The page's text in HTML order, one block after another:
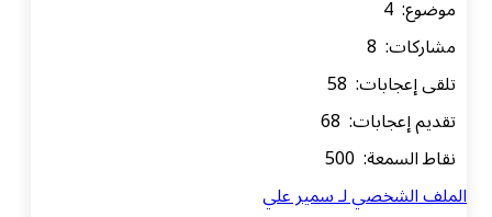
موضوع: 4
مشاركات: 8
تلقى إعجابات: 58
تقديم إعجابات: 68
نقاط السمعة: 500
الملف الشخصي لـ سمير علي